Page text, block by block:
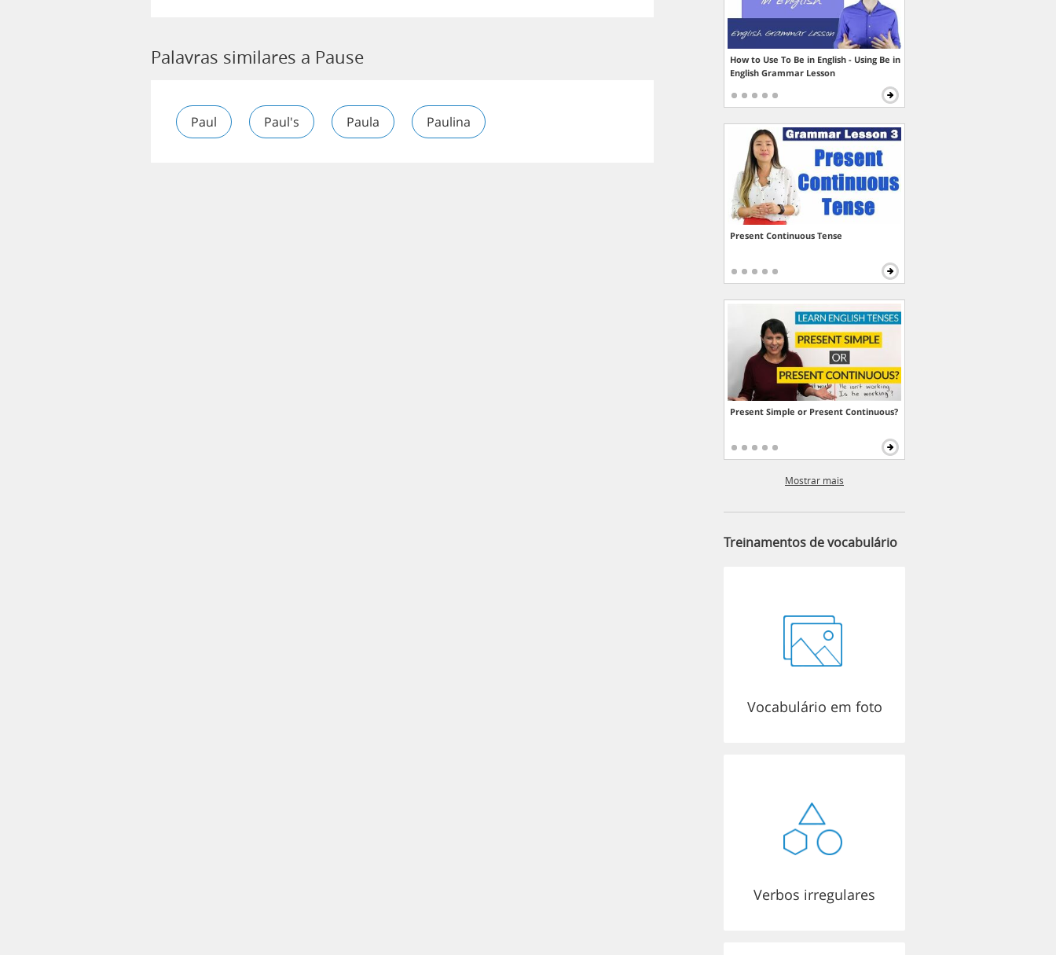
Palavras similares a Pause
Paul Paul's Paula Paulina
How to Use To Be in English - Using Be in
English Grammar Lesson
Present Continuous Tense
Present Simple or Present Continuous?
Mostrar mais
Treinamentos de vocabulário
Vocabulário em foto
Verbos irregulares